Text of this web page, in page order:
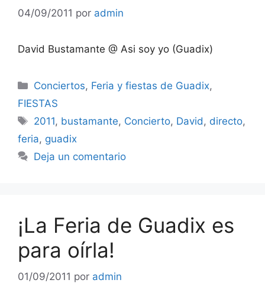
04/09/2011 por admin
David Bustamante @ Asi soy yo (Guadix)
Categorías
Conciertos, Feria y fiestas de Guadix,
FIESTAS
Etiquetas
2011, bustamante, Concierto, David, directo,
feria, guadix
Deja un comentario
¡La Feria de Guadix es
para oírla!
01/09/2011 por admin